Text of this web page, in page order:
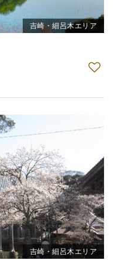
吉崎・細呂木エリア
吉崎・細呂木エリア